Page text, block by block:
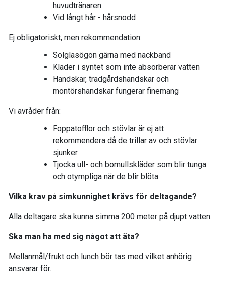
huvudtränaren.
Vid långt hår - hårsnodd
Ej obligatoriskt, men rekommendation:
Solglasögon gärna med nackband
Kläder i syntet som inte absorberar vatten
Handskar, trädgårdshandskar och
montörshandskar fungerar finemang
Vi avråder från:
Foppatofflor och stövlar är ej att
rekommendera då de trillar av och stövlar
sjunker
Tjocka ull- och bomullskläder som blir tunga
och otympliga när de blir blöta
Vilka krav på simkunnighet krävs för deltagande?
Alla deltagare ska kunna simma 200 meter på djupt vatten.
Ska man ha med sig något att äta?
Mellanmål/frukt och lunch bör tas med vilket anhörig
ansvarar för.